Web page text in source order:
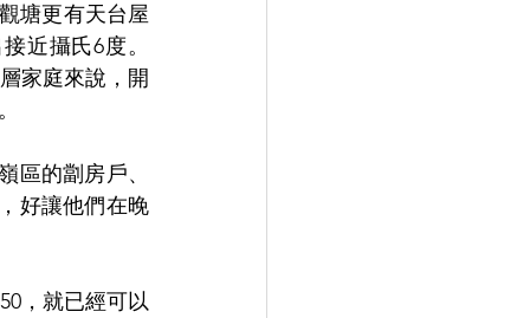
塘更有天台屋
近攝氏6度。
家庭來說，開
區的劏房戶、
好讓他們在晚
，就已經可以